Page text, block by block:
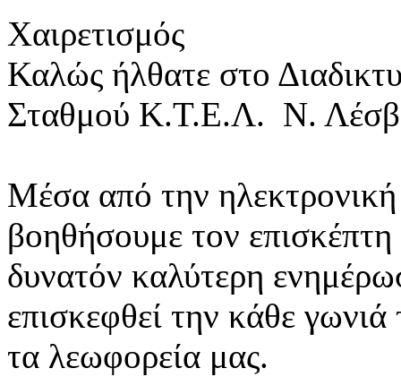
Χαιρετισμός
Καλώς ήλθατε στο
Σταθμού Κ.Τ.Ε.Λ. Ν.
Μέσα από την ηλεκτρονική
βοηθήσουμε τον
δυνατόν καλύτερη
επισκεφθεί την κάθε
τα λεωφορεία μας.